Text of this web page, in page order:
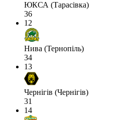
ЮКСА (Тарасівка)
36
12
Нива (Тернопіль)
34
13
Чернігів (Чернігів)
31
14